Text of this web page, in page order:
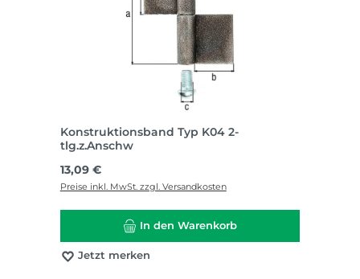
Konstruktionsband Typ K04 2-
tlg.z.Anschw
Regulärer Preis:
13,09 €
Preise inkl. MwSt. zzgl. Versandkosten
In den Warenkorb
Jetzt merken